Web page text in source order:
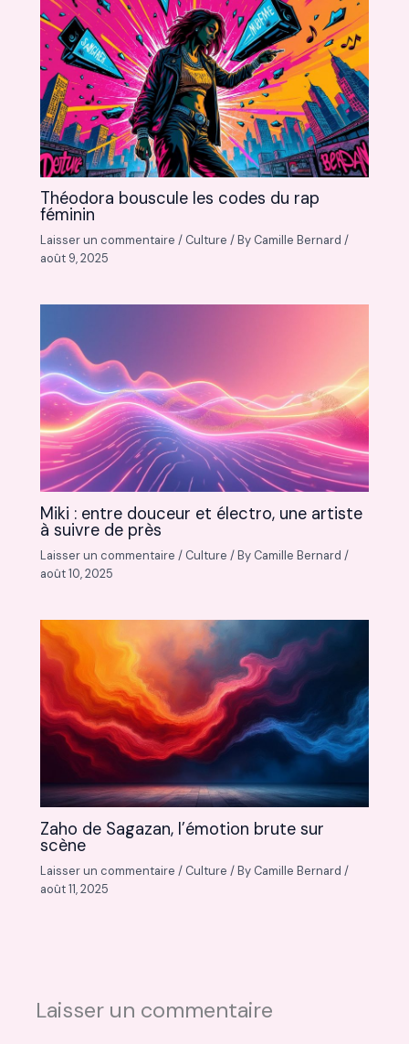
Théodora bouscule les codes du rap
féminin
Laisser un commentaire / Culture / By Camille Bernard/
août 9, 2025
Miki : entre douceur et électro, une artiste
à suivre de près
Laisser un commentaire / Culture / By Camille Bernard/
août 10, 2025
Zaho de Sagazan, l’émotion brute sur
scène
Laisser un commentaire / Culture / By Camille Bernard/
août 11, 2025
Laisser un commentaire